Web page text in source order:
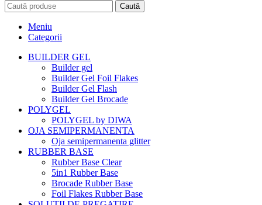
Caută
Meniu
Categorii
BUILDER GEL
Builder gel
Builder Gel Foil Flakes
Builder Gel Flash
Builder Gel Brocade
POLYGEL
POLYGEL by DIWA
OJA SEMIPERMANENTA
Oja semipermanenta glitter
RUBBER BASE
Rubber Base Clear
5in1 Rubber Base
Brocade Rubber Base
Foil Flakes Rubber Base